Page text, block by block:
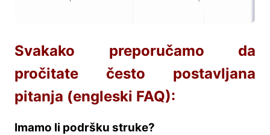
Svakako preporučamo da
pročitate često postavljana
pitanja (engleski FAQ):
Imamo li podršku struke?